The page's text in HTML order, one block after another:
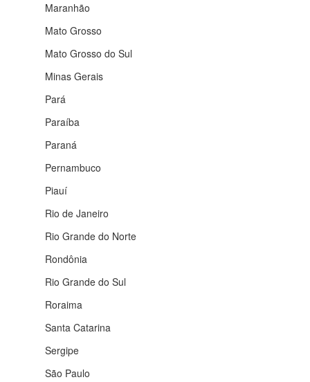
Maranhão
Mato Grosso
Mato Grosso do Sul
Minas Gerais
Pará
Paraíba
Paraná
Pernambuco
Piauí
Rio de Janeiro
Rio Grande do Norte
Rondônia
Rio Grande do Sul
Roraima
Santa Catarina
Sergipe
São Paulo